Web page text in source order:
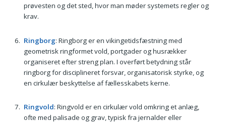
prøvesten og det sted, hvor man møder systemets regler og
krav.
Ringborg: Ringborg er en vikingetidsfæstning med
geometrisk ringformet vold, portgader og husrækker
organiseret efter streng plan. I overført betydning står
ringborg for disciplineret forsvar, organisatorisk styrke, og
en cirkulær beskyttelse af fællesskabets kerne.
Ringvold: Ringvold er en cirkulær vold omkring et anlæg,
ofte med palisade og grav, typisk fra jernalder eller